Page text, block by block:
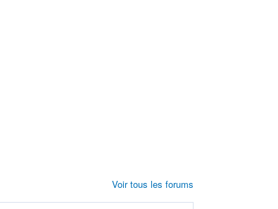
Voir tous les forums